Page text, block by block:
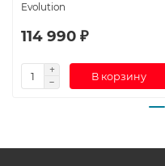
Evolution
114 990 ₽
В корзину